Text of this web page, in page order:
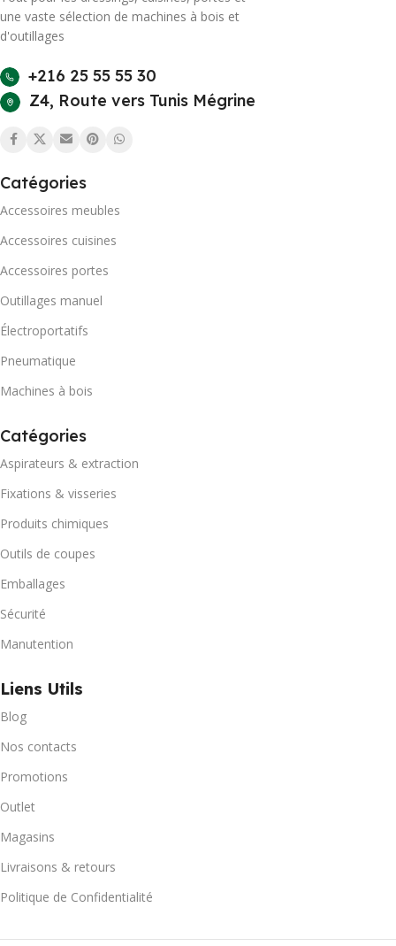
une vaste sélection de machines à bois et
d'outillages
+216 25 55 55 30
Z4, Route vers Tunis Mégrine
Catégories
Accessoires meubles
Accessoires cuisines
Accessoires portes
Outillages manuel
Électroportatifs
Pneumatique
Machines à bois
Catégories
Aspirateurs & extraction
Fixations & visseries
Produits chimiques
Outils de coupes
Emballages
Sécurité
Manutention
Liens Utils
Blog
Nos contacts
Promotions
Outlet
Magasins
Livraisons & retours
Politique de Confidentialité